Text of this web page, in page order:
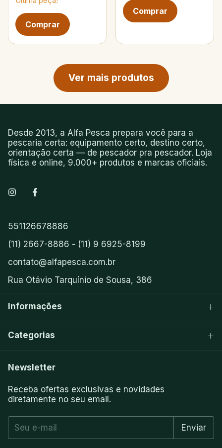
Ver mais produtos
Desde 2013, a Alfa Pesca prepara você para a
pescaria certa: equipamento certo, destino certo,
orientação certa — de pescador pra pescador. Loja
física e online, 9.000+ produtos e marcas oficiais.
551126678886
(11) 2667-8886 - (11) 9 6925-8199
contato@alfapesca.com.br
Rua Otávio Tarquínio de Sousa, 386
Informações
Categorias
Newsletter
Receba ofertas exclusivas e novidades
diretamente no seu email.